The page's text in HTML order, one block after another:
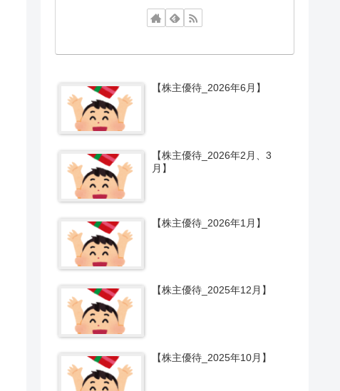
【株主優待_2026年6月】
【株主優待_2026年2月、3
月】
【株主優待_2026年1月】
【株主優待_2025年12月】
【株主優待_2025年10月】